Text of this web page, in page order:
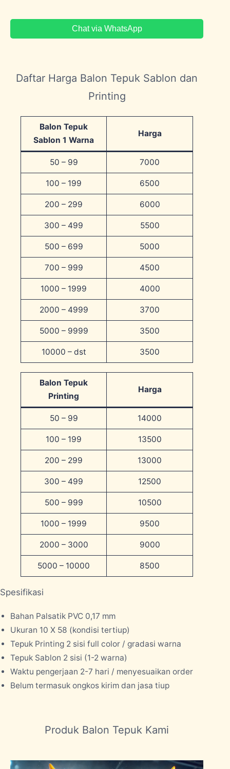
Chat via WhatsApp
Daftar Harga Balon Tepuk Sablon dan
Printing
Balon Tepuk
Sablon 1 Warna
Harga
50 – 99 7000
100 – 199 6500
200 – 299 6000
300 – 499 5500
500 – 699 5000
700 – 999 4500
1000 – 1999 4000
2000 – 4999 3700
5000 – 9999 3500
10000 – dst 3500
Balon Tepuk
Printing
Harga
50 – 99 14000
100 – 199 13500
200 – 299 13000
300 – 499 12500
500 – 999 10500
1000 – 1999 9500
2000 – 3000 9000
5000 – 10000 8500
Spesifikasi
Bahan Palsatik PVC 0,17 mm
Ukuran 10 X 58 (kondisi tertiup)
Tepuk Printing 2 sisi full color / gradasi warna
Tepuk Sablon 2 sisi (1-2 warna)
Waktu pengerjaan 2-7 hari / menyesuaikan order
Belum termasuk ongkos kirim dan jasa tiup
Produk Balon Tepuk Kami